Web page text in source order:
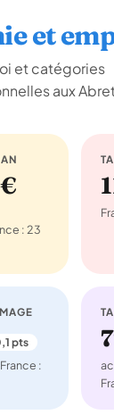
et
et catégories
aux
: 23
pts
: